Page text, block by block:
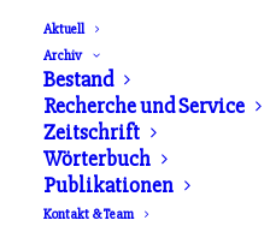
Aktuell
Archiv
Bestand
Recherche und Service
Zeitschrift
Wörterbuch
Publikationen
Kontakt & Team
Wörterbuch
Herausgeber: Gerd